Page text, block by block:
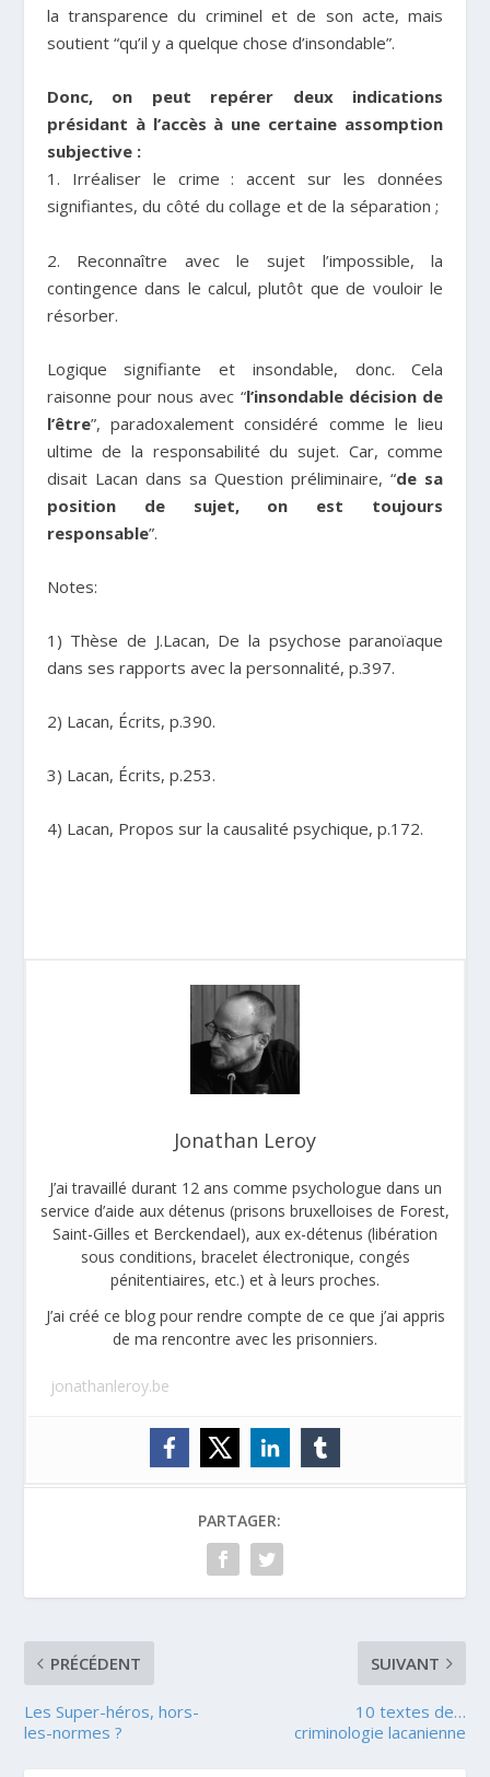
la transparence du criminel et de son acte, mais
soutient “qu’il y a quelque chose d’insondable”.
Donc, on peut repérer deux indications
présidant à l’accès à une certaine assomption
subjective :
1. Irréaliser le crime : accent sur les données
signifiantes, du côté du collage et de la séparation ;
2. Reconnaître avec le sujet l’impossible, la
contingence dans le calcul, plutôt que de vouloir le
résorber.
Logique signifiante et insondable, donc. Cela
raisonne pour nous avec “l’insondable décision de
l’être”, paradoxalement considéré comme le lieu
ultime de la responsabilité du sujet. Car, comme
disait Lacan dans sa Question préliminaire, “de sa
position de sujet, on est toujours
responsable”.
Notes:
1) Thèse de J.Lacan, De la psychose paranoïaque
dans ses rapports avec la personnalité, p.397.
2) Lacan, Écrits, p.390.
3) Lacan, Écrits, p.253.
4) Lacan, Propos sur la causalité psychique, p.172.
Jonathan Leroy
J’ai travaillé durant 12 ans comme psychologue dans un
service d’aide aux détenus (prisons bruxelloises de Forest,
Saint-Gilles et Berckendael), aux ex-détenus (libération
sous conditions, bracelet électronique, congés
pénitentiaires, etc.) et à leurs proches.
J’ai créé ce blog pour rendre compte de ce que j’ai appris
de ma rencontre avec les prisonniers.
jonathanleroy.be
PARTAGER:
PRÉCÉDENT
Les Super-héros, hors-
les-normes ?
SUIVANT
10 textes de…
criminologie lacanienne